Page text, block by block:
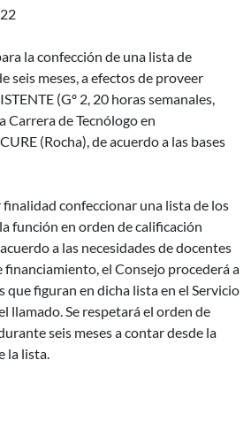
la confección de una lista de
seis meses, a efectos de proveer
(Gº 2, 20 horas semanales,
Carrera de Tecnólogo en
(Rocha), de acuerdo a las bases
confeccionar una lista de los
función en orden de calificación
a las necesidades de docentes
financiamiento, el Consejo procederá a
que figuran en dicha lista en el Servicio
llamado. Se respetará el orden de
seis meses a contar desde la
la lista.